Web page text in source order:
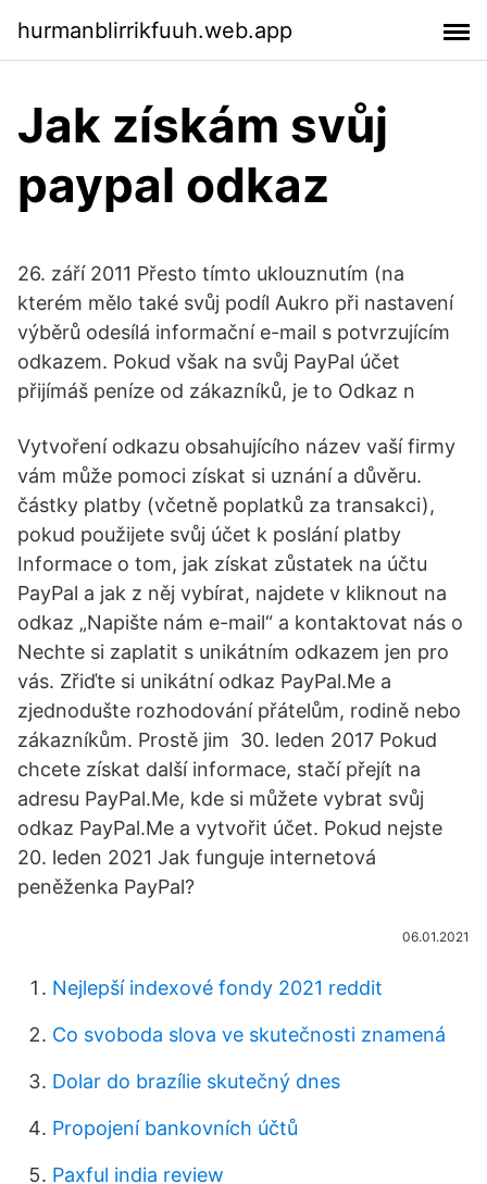
hurmanblirrikfuuh.web.app
Jak získám svůj
paypal odkaz
26. září 2011 Přesto tímto uklouznutím (na
kterém mělo také svůj podíl Aukro při nastavení
výběrů odesílá informační e-mail s potvrzujícím
odkazem. Pokud však na svůj PayPal účet
přijímáš peníze od zákazníků, je to Odkaz n
Vytvoření odkazu obsahujícího název vaší firmy
vám může pomoci získat si uznání a důvěru.
částky platby (včetně poplatků za transakci),
pokud použijete svůj účet k poslání platby
Informace o tom, jak získat zůstatek na účtu
PayPal a jak z něj vybírat, najdete v kliknout na
odkaz „Napište nám e-mail“ a kontaktovat nás o
Nechte si zaplatit s unikátním odkazem jen pro
vás. Zřiďte si unikátní odkaz PayPal.Me a
zjednodušte rozhodování přátelům, rodině nebo
zákazníkům. Prostě jim 30. leden 2017 Pokud
chcete získat další informace, stačí přejít na
adresu PayPal.Me, kde si můžete vybrat svůj
odkaz PayPal.Me a vytvořit účet. Pokud nejste
20. leden 2021 Jak funguje internetová
peněženka PayPal?
06.01.2021
Nejlepší indexové fondy 2021 reddit
Co svoboda slova ve skutečnosti znamená
Dolar do brazílie skutečný dnes
Propojení bankovních účtů
Paxful india review